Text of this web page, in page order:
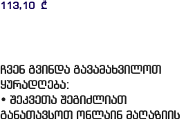
113,10 ₾
ჩვენ გვინდა გავამახვილოთ
ყურადღება:
• შეკვეთა შეგიძლიათ
განათავსოთ ონლაინ მაღაზიის